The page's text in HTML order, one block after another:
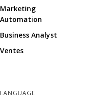
Marketing
Automation
Business Analyst
Ventes
LANGUAGE